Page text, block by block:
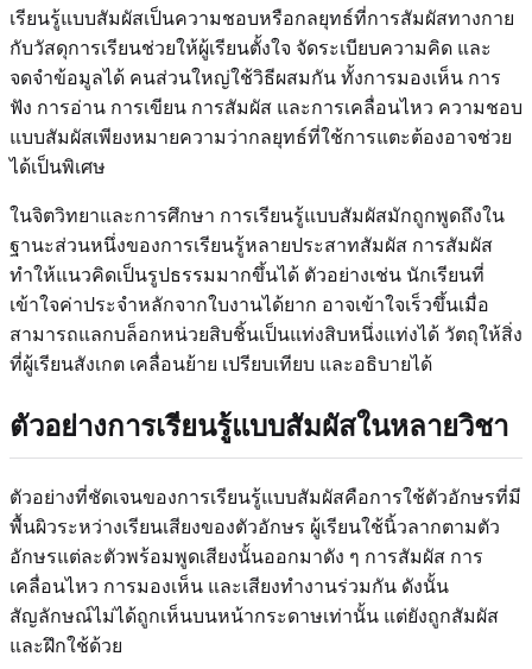
เรียนรู้แบบสัมผัสเป็นความชอบหรือกลยุทธ์ที่การสัมผัสทางกาย
กับวัสดุการเรียนช่วยให้ผู้เรียนตั้งใจ จัดระเบียบความคิด และ
จดจำข้อมูลได้ คนส่วนใหญ่ใช้วิธีผสมกัน ทั้งการมองเห็น การ
ฟัง การอ่าน การเขียน การสัมผัส และการเคลื่อนไหว ความชอบ
แบบสัมผัสเพียงหมายความว่ากลยุทธ์ที่ใช้การแตะต้องอาจช่วย
ได้เป็นพิเศษ
ในจิตวิทยาและการศึกษา การเรียนรู้แบบสัมผัสมักถูกพูดถึงใน
ฐานะส่วนหนึ่งของการเรียนรู้หลายประสาทสัมผัส การสัมผัส
ทำให้แนวคิดเป็นรูปธรรมมากขึ้นได้ ตัวอย่างเช่น นักเรียนที่
เข้าใจค่าประจำหลักจากใบงานได้ยาก อาจเข้าใจเร็วขึ้นเมื่อ
สามารถแลกบล็อกหน่วยสิบชิ้นเป็นแท่งสิบหนึ่งแท่งได้ วัตถุให้สิ่ง
ที่ผู้เรียนสังเกต เคลื่อนย้าย เปรียบเทียบ และอธิบายได้
ตัวอย่างการเรียนรู้แบบสัมผัสในหลายวิชา
ตัวอย่างที่ชัดเจนของการเรียนรู้แบบสัมผัสคือการใช้ตัวอักษรที่มี
พื้นผิวระหว่างเรียนเสียงของตัวอักษร ผู้เรียนใช้นิ้วลากตามตัว
อักษรแต่ละตัวพร้อมพูดเสียงนั้นออกมาดัง ๆ การสัมผัส การ
เคลื่อนไหว การมองเห็น และเสียงทำงานร่วมกัน ดังนั้น
สัญลักษณ์ไม่ได้ถูกเห็นบนหน้ากระดาษเท่านั้น แต่ยังถูกสัมผัส
และฝึกใช้ด้วย